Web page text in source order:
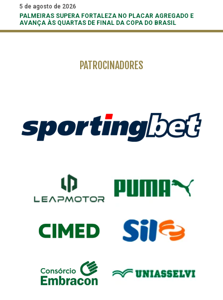
5 de agosto de 2026
PALMEIRAS SUPERA FORTALEZA NO PLACAR AGREGADO E
AVANÇA ÀS QUARTAS DE FINAL DA COPA DO BRASIL
PATROCINADORES